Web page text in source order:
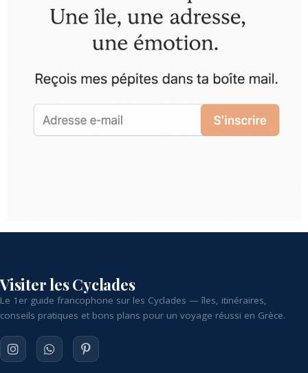
Visiter les Cyclades
Le 1er guide francophone sur les Cyclades — îles, itinéraires,
conseils pratiques et bons plans pour un voyage réussi en Grèce.